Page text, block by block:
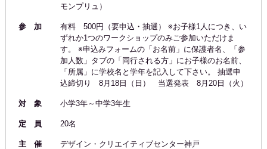
モンプリュ）
参 加
有料 500円（要申込・抽選） ※お子様1人につき、い
ずれか1つのワークショップのみご参加いただけま
す。 ※申込みフォームの「お名前」に保護者名、「参
加人数」タブの「同行される方」にお子様のお名前、
「所属」に学校名と学年を記入して下さい。 抽選申
込締切り 8月18日（日） 当選発表 8月20日（火）
対 象 小学3年～中学3年生
定 員 20名
主 催 デザイン・クリエイティブセンター神戸